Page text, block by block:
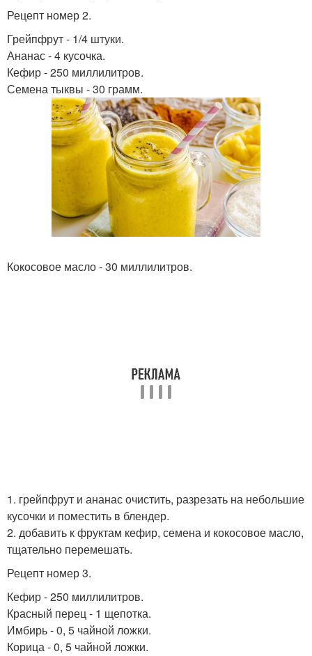
Рецепт номер 2.
Грейпфрут - 1/4 штуки.
Ананас - 4 кусочка.
Кефир - 250 миллилитров.
Семена тыквы - 30 грамм.
Кокосовое масло - 30 миллилитров.
1. грейпфрут и ананас очистить, разрезать на небольшие
кусочки и поместить в блендер.
2. добавить к фруктам кефир, семена и кокосовое масло,
тщательно перемешать.
Рецепт номер 3.
Кефир - 250 миллилитров.
Красный перец - 1 щепотка.
Имбирь - 0, 5 чайной ложки.
Корица - 0, 5 чайной ложки.